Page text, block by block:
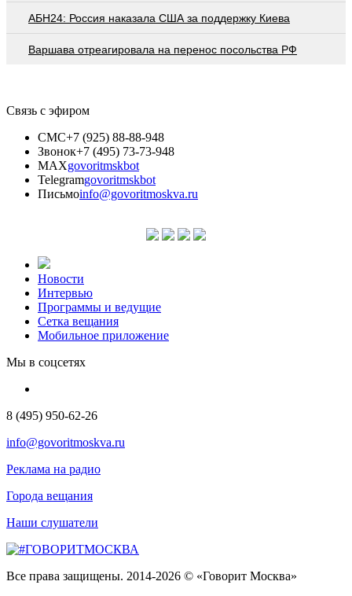
АБН24: Россия наказала США за поддержку Киева
Варшава отреагировала на перенос посольства РФ
Связь с эфиром
СМС+7 (925) 88-88-948
Звонок+7 (495) 73-73-948
MAXgovoritmskbot
Telegramgovoritmskbot
Письмоinfo@govoritmoskva.ru
Новости
Интервью
Программы и ведущие
Сетка вещания
Мобильное приложение
Мы в соцсетях
8 (495) 950-62-26
info@govoritmoskva.ru
Реклама на радио
Города вещания
Наши слушатели
Все права защищены. 2014-2026 © «Говорит Москва»